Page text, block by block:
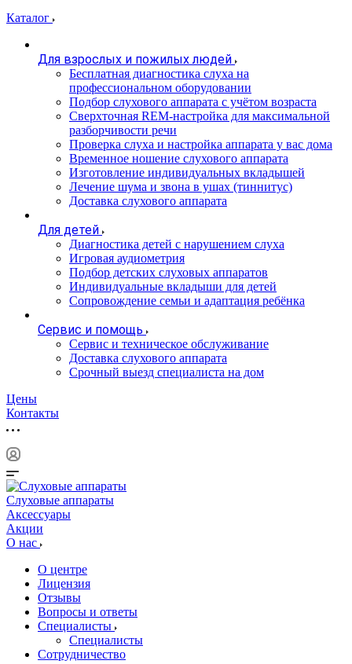
Каталог
Для взрослых и пожилых людей
Бесплатная диагностика слуха на
профессиональном оборудовании
Подбор слухового аппарата с учётом возраста
Сверхточная REM-настройка для максимальной
разборчивости речи
Проверка слуха и настройка аппарата у вас дома
Временное ношение слухового аппарата
Изготовление индивидуальных вкладышей
Лечение шума и звона в ушах (тиннитус)
Доставка слухового аппарата
Для детей
Диагностика детей с нарушением слуха
Игровая аудиометрия
Подбор детских слуховых аппаратов
Индивидуальные вкладыши для детей
Сопровождение семьи и адаптация ребёнка
Сервис и помощь
Сервис и техническое обслуживание
Доставка слухового аппарата
Срочный выезд специалиста на дом
Цены
Контакты
Слуховые аппараты
Аксессуары
Акции
О нас
О центре
Лицензия
Отзывы
Вопросы и ответы
Специалисты
Специалисты
Сотрудничество